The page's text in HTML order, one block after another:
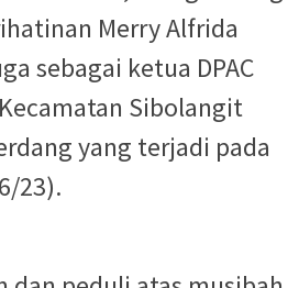
Merry Alfrida
sebagai ketua DPAC
Sibolangit
yang terjadi pada
23).